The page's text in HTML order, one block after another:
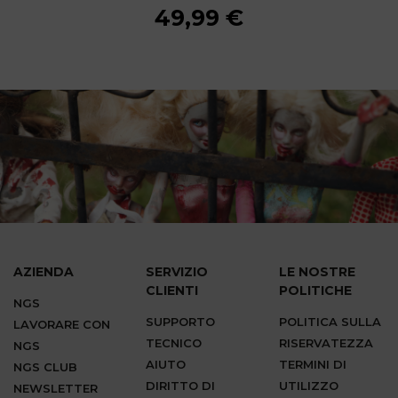
49,99 €
49,99 €
49,99 €
49,99 €
49,99 €
49,99 €
49,99 €
49,99 €
49,99 €
AZIENDA
NGS
LAVORARE CON
NGS
NGS CLUB
NEWSLETTER
SERVIZIO
CLIENTI
SUPPORTO
TECNICO
AIUTO
DIRITTO DI
LE NOSTRE
POLITICHE
POLITICA SULLA
RISERVATEZZA
TERMINI DI
UTILIZZO